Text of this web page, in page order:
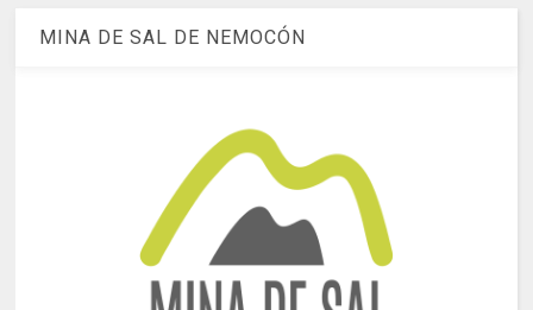
MINA DE SAL DE NEMOCÓN